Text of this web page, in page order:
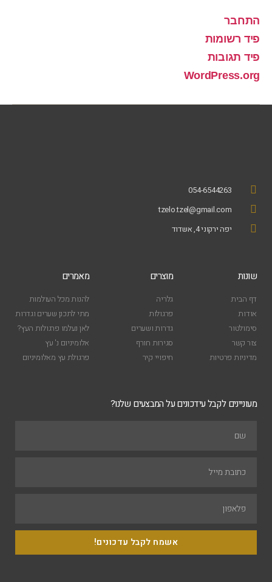
התחבר
פיד רשומות
פיד תגובות
WordPress.org
054-6544263
tzelo.tzel@gmail.com
יפה ירקוני 4, אשדוד
שונות
דף הבית
אודות
סימולטור
צור קשר
מדיניות פרטיות
מוצרים
גלריה
פרגולות
גדרות ושערים
סגירות חורף
חיפויי קיר
מאמרים
להנות מכל העולמות
מתי לתכנן שערים וגדרות
לאן נעלמו פרגולות העץ?
אלומיניום נ' עץ
פרגולת עץ מאלומיניום
מעוניינים לקבל עידכונים על המבצעים שלנו?
אשמח לקבל עדכונים!